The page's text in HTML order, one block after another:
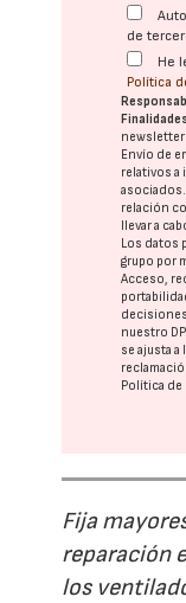
de
He
Política
Envío de
relativos a
asociados.
relación
llevar a
Los datos
grupo por
Acceso,
nuestro
se ajusta
Política
Fija
reparación
los